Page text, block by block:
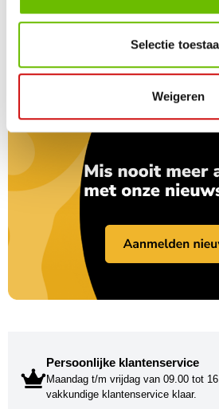
Selectie
Weigeren
Vliegende Duif - Breedte 62 cm
Persoonlijke klantenservice
Maandag t/m vrijdag van 09.00 tot
vakkundige klantenservice klaar.